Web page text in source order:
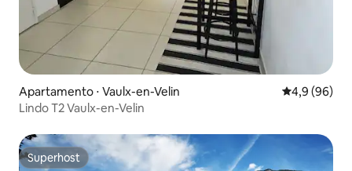
Apartamento ⋅ Vaulx-en-Velin 4,9 de uma
4,9 (96)
Lindo T2 Vaulx-en-Velin
Superhost
Superhost